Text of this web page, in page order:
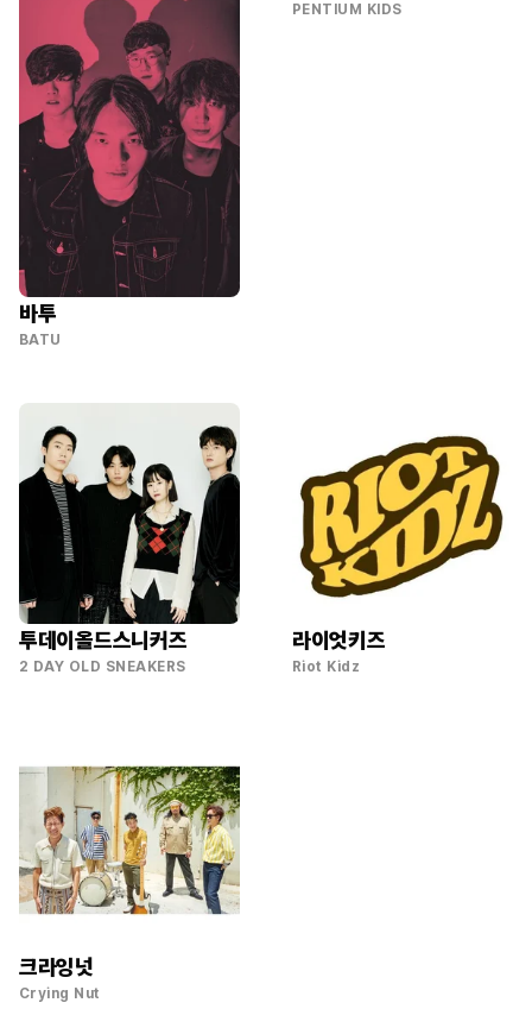
바투
BATU
PENTIUM KIDS
투데이올드스니커즈
2 DAY OLD SNEAKERS
라이엇키즈
Riot Kidz
크라잉넛
Crying Nut